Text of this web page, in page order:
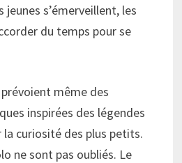
jeunes s’émerveillent, les
du temps pour se
même des
inspirées des légendes
la curiosité des plus petits.
ne sont pas oubliés. Le